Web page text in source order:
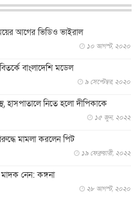
৬ আগস্ট, ২০২৬
সংঘাতে বন্দুক হামলা, নিহত ৩
৬ আগস্ট, ২০২৬
সর্বোচ্চ রানের মালিক এখন জস বাটলার
৬ আগস্ট, ২০২৬
আজ মুম্বাইয়ে দুই বাড়ির মালিক
৬ আগস্ট, ২০২৬
কুলাউড়াবাসীর মত বিনিময়
সফরের আমন্ত্রণ
আগের ভিডিও ভাইরাল
১০ আগস্ট, ২০২০
বাংলাদেশি মডেল
৯ সেপ্টেম্বর, ২০২০
হাসপাতালে নিতে হলো দীপিকাকে
১৫ জুন, ২০২২
মামলা করলেন পিট
১৯ ফেব্রুয়ারী, ২০২২
নেন: কঙ্গনা
২৮ আগস্ট, ২০২০